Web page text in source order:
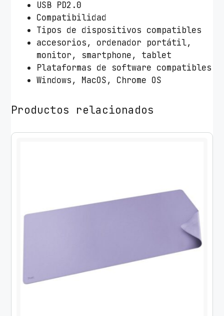
USB PD2.0
Compatibilidad
Tipos de dispositivos compatibles
accesorios, ordenador portátil,
monitor, smartphone, tablet
Plataformas de software compatibles
Windows, MacOS, Chrome OS
Productos relacionados